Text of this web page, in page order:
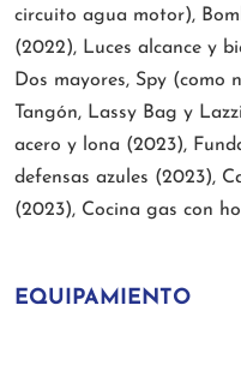
circuito agua motor),
(2022), Luces alcance y
Dos mayores, Spy (como
Tangón, Lassy Bag y
acero y lona (2023),
defensas azules (2023),
(2023), Cocina gas con
EQUIPAMIENTO